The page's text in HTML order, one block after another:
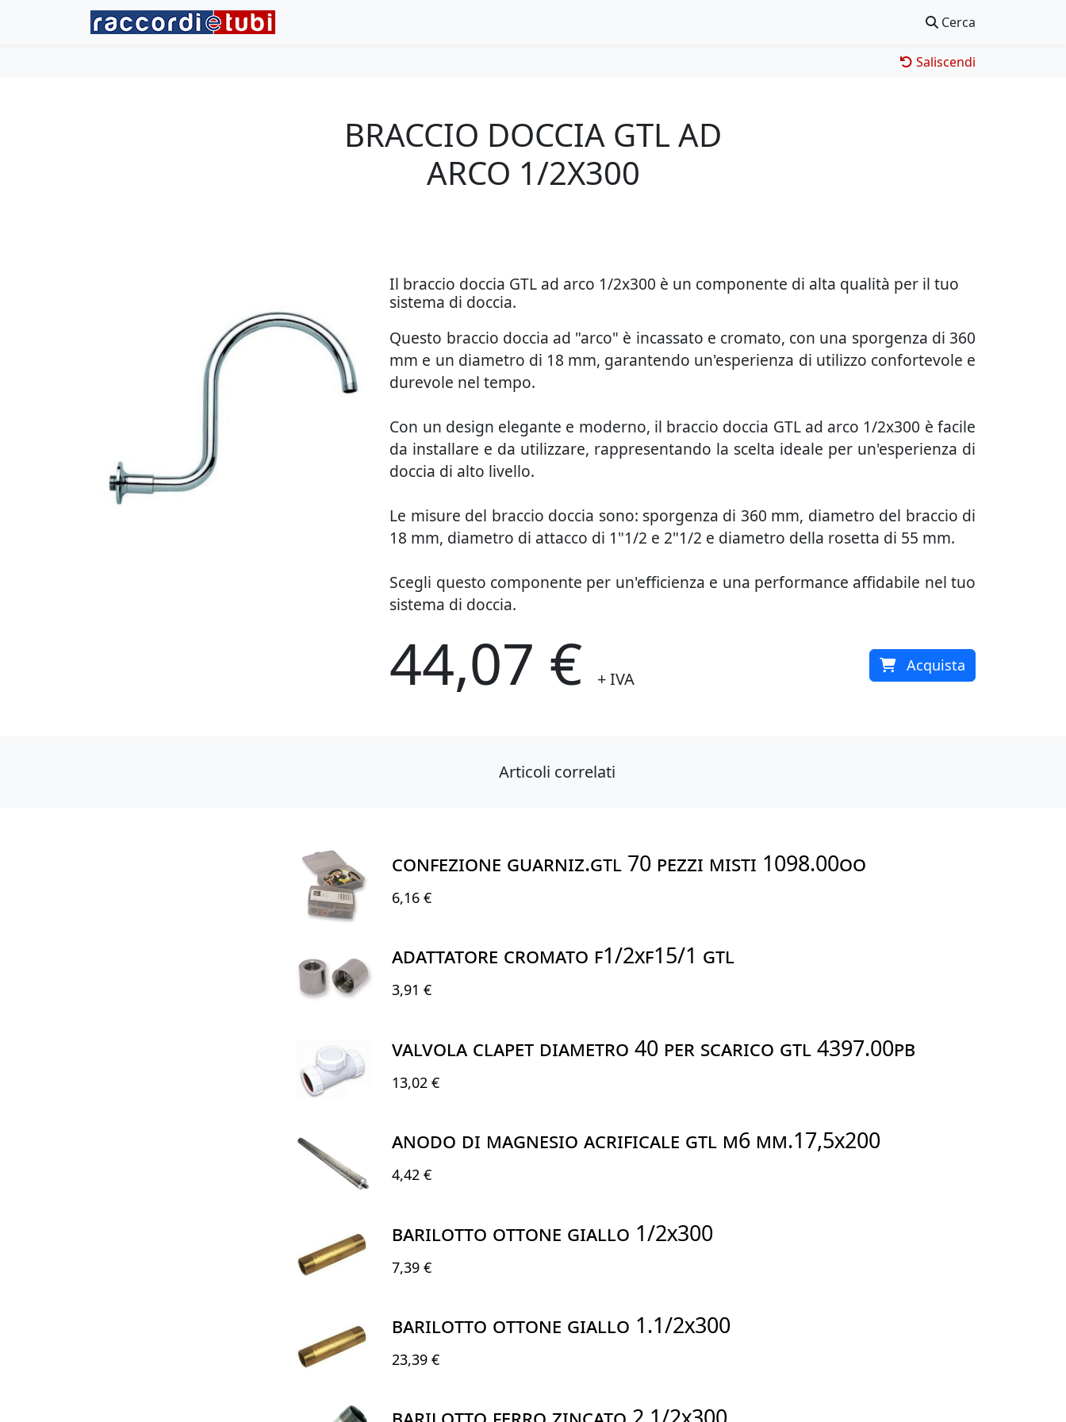
Cerca
Saliscendi
BRACCIO DOCCIA GTL AD
ARCO 1/2X300
Il braccio doccia GTL ad arco 1/2x300 è un componente di alta qualità per il tuo
sistema di doccia.
Questo braccio doccia ad "arco" è incassato e cromato, con una sporgenza di 360
mm e un diametro di 18 mm, garantendo un'esperienza di utilizzo confortevole e
durevole nel tempo.
Con un design elegante e moderno, il braccio doccia GTL ad arco 1/2x300 è facile
da installare e da utilizzare, rappresentando la scelta ideale per un'esperienza di
doccia di alto livello.
Le misure del braccio doccia sono: sporgenza di 360 mm, diametro del braccio di
18 mm, diametro di attacco di 1"1/2 e 2"1/2 e diametro della rosetta di 55 mm.
Scegli questo componente per un'efficienza e una performance affidabile nel tuo
sistema di doccia.
44,07 € + IVA
Acquista
Articoli correlati
CONFEZIONE GUARNIZ.GTL 70 PEZZI MISTI 1098.00OO
6,16 €
ADATTATORE CROMATO F1/2XF15/1 GTL
3,91 €
VALVOLA CLAPET DIAMETRO 40 PER SCARICO GTL 4397.00PB
13,02 €
ANODO DI MAGNESIO ACRIFICALE GTL M6 mm.17,5X200
4,42 €
BARILOTTO OTTONE GIALLO 1/2X300
7,39 €
BARILOTTO OTTONE GIALLO 1.1/2X300
23,39 €